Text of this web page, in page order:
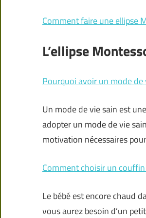
Comment faire une ellipse
L’ellipse
Pourquoi avoir un mode de
Un mode de vie sain est
adopter un mode de vie
motivation nécessaires
Comment choisir un
Le bébé est encore chaud
vous aurez besoin d’un